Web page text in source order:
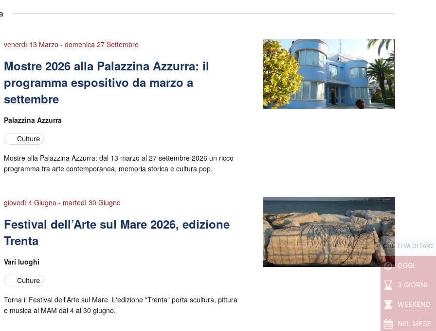
CHE TI VA DI FARE
OGGI
3 GIORNI
WEEKEND
NEL MESE
venerdì 13 Marzo -domenica 27 Settembre
Mostre 2026 alla Palazzina Azzurra: il
programma espositivo da marzo a
settembre
Palazzina Azzurra
Culture
Mostre alla Palazzina Azzurra: dal 13 marzo al 27 settembre 2026 un ricco
programma tra arte contemporanea, memoria storica e cultura pop.
giovedì 4 Giugno - martedì 30 Giugno
Festival dell’Arte sul Mare 2026, edizione
Trenta
Vari luoghi
Culture
Torna il Festival dell'Arte sul Mare. L'edizione "Trenta" porta scultura, pittura
e musica al MAM dal 4 al 30 giugno.